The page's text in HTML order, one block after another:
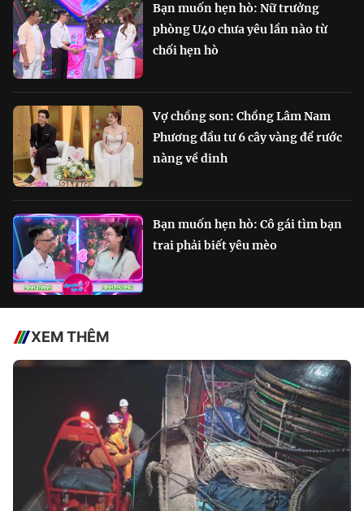
Bạn muốn hẹn hò: Nữ trưởng
phòng U40 chưa yêu lần nào từ
chối hẹn hò
Vợ chồng son: Chồng Lâm Nam
Phương đầu tư 6 cây vàng để rước
nàng về dinh
Bạn muốn hẹn hò: Cô gái tìm bạn
trai phải biết yêu mèo
XEM THÊM